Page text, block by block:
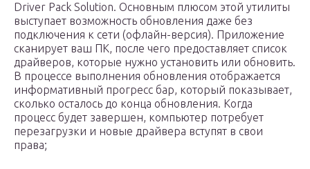
Driver Pack Solution. Основным плюсом этой утилиты
выступает возможность обновления даже без
подключения к сети (офлайн-версия). Приложение
сканирует ваш ПК, после чего предоставляет список
драйверов, которые нужно установить или обновить.
В процессе выполнения обновления отображается
информативный прогресс бар, который показывает,
сколько осталось до конца обновления. Когда
процесс будет завершен, компьютер потребует
перезагрузки и новые драйвера вступят в свои
права;